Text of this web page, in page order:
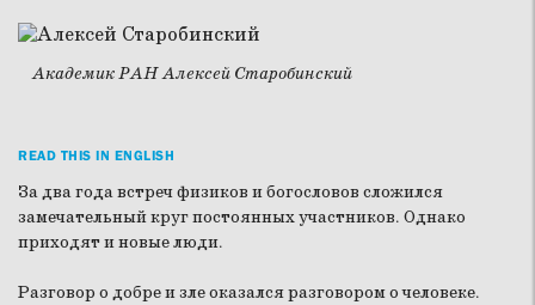
Академик РАН Алексей Старобинский
READ THIS IN ENGLISH
За два года встреч физиков и богословов сложился
замечательный круг постоянных участников. Однако
приходят и новые люди.
Разговор о добре и зле оказался разговором о человеке.